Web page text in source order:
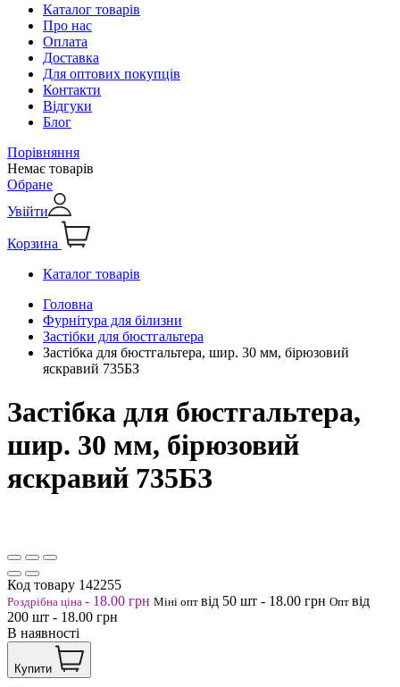
Каталог товарів
Про нас
Оплата
Доставка
Для оптових покупців
Контакти
Відгуки
Блог
Порівняння
Немає товарів
Обране
Увійти
Корзина
Каталог товарів
Головна
Фурнітура для білизни
Застібки для бюстгальтера
Застібка для бюстгальтера, шир. 30 мм, бірюзовий
яскравий 735БЗ
Застібка для бюстгальтера,
шир. 30 мм, бірюзовий
яскравий 735БЗ
Код товару 142255
Роздрібна ціна - 18.00 грн Міні опт від 50 шт - 18.00 грн Опт від
200 шт - 18.00 грн
В наявності
Купити